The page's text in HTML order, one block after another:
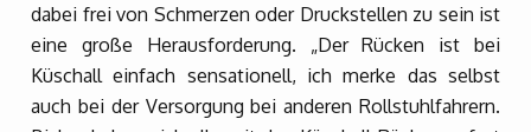
dabei frei von Schmerzen oder Druckstellen zu sein ist
eine große Herausforderung. „Der Rücken ist bei
Küschall einfach sensationell, ich merke das selbst
auch bei der Versorgung bei anderen Rollstuhlfahrern.